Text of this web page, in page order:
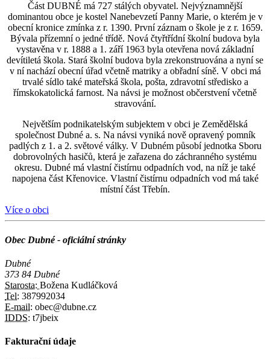
Část DUBNÉ má 727 stálých obyvatel. Nejvýznamnější
dominantou obce je kostel Nanebevzetí Panny Marie, o kterém je v
obecní kronice zmínka z r. 1390. První záznam o škole je z r. 1659.
Bývala přízemní o jedné třídě. Nová čtyřtřídní školní budova byla
vystavěna v r. 1888 a 1. září 1963 byla otevřena nová základní
devítiletá škola. Stará školní budova byla zrekonstruována a nyní se
v ní nachází obecní úřad včetně matriky a obřadní síně. V obci má
trvalé sídlo také mateřská škola, pošta, zdravotní středisko a
římskokatolická farnost. Na návsi je možnost občerstvení včetně
stravování.
Největším podnikatelským subjektem v obci je Zemědělská
společnost Dubné a. s. Na návsi vyniká nově opravený pomník
padlých z 1. a 2. světové války. V Dubném působí jednotka Sboru
dobrovolných hasičů, která je zařazena do záchranného systému
okresu. Dubné má vlastní čistírnu odpadních vod, na níž je také
napojena část Křenovice. Vlastní čistírnu odpadních vod má také
místní část Třebín.
Více o obci
Obec Dubné - oficiální stránky
Dubné
373 84 Dubné
Starosta: Božena Kudláčková
Tel: 387992034
E-mail: obec@dubne.cz
IDDS: t7jbeix
Fakturační údaje